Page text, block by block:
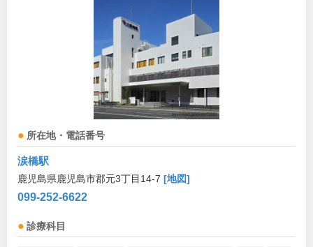
所在地・電話番号
涙橋駅
鹿児島県鹿児島市郡元3丁目14-7 [地図]
099-252-6622
診療科目